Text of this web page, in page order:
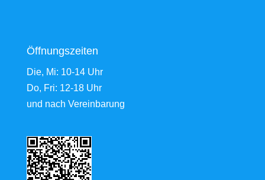
Öffnungszeiten
Die, Mi: 10-14 Uhr
Do, Fri: 12-18 Uhr
und nach Vereinbarung